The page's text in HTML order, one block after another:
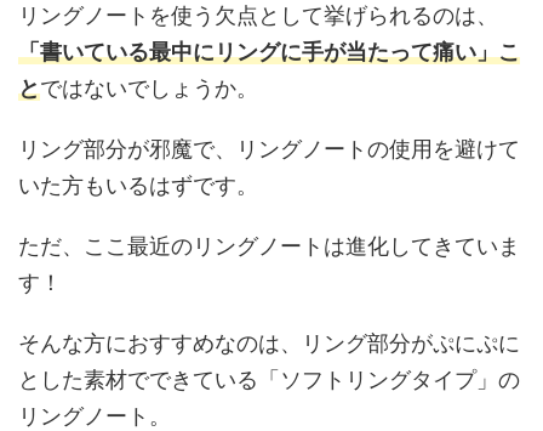
リングノートを使う欠点として挙げられるのは、
「書いている最中にリングに手が当たって痛い」こ
とではないでしょうか。
リング部分が邪魔で、リングノートの使用を避けて
いた方もいるはずです。
ただ、ここ最近のリングノートは進化してきていま
す！
そんな方におすすめなのは、リング部分がぷにぷに
とした素材でできている「ソフトリングタイプ」の
リングノート。